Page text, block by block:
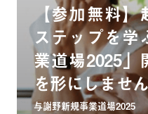
【参加無料】
ステップを学
業道場2025
を形にしませ
与謝野新規事業道場2025